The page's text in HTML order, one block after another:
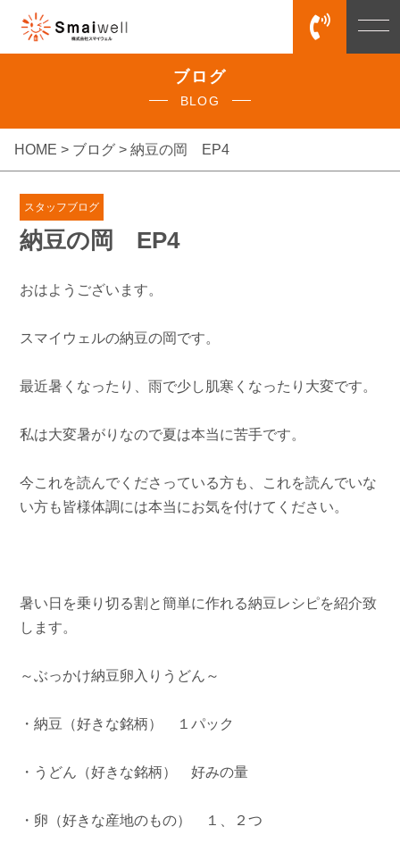
ブログ
BLOG
HOME > ブログ > 納豆の岡 EP4
スタッフブログ
納豆の岡 EP4
おはようございます。
スマイウェルの納豆の岡です。
最近暑くなったり、雨で少し肌寒くなったり大変です。
私は大変暑がりなので夏は本当に苦手です。
今これを読んでくださっている方も、これを読んでいな
い方も皆様体調には本当にお気を付けてください。
暑い日を乗り切る割と簡単に作れる納豆レシピを紹介致
します。
～ぶっかけ納豆卵入りうどん～
・納豆（好きな銘柄） １パック
・うどん（好きな銘柄） 好みの量
・卵（好きな産地のもの） １、２つ